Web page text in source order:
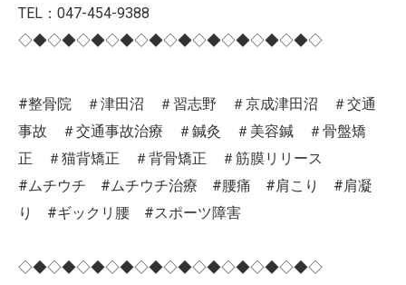
TEL：047-454-9388
◇◆◇◆◇◆◇◆◇◆◇◆◇◆◇◆◇◆◇◆◇
#整骨院 ＃津田沼 ＃習志野 ＃京成津田沼 ＃交通
事故 ＃交通事故治療 ＃鍼灸 ＃美容鍼 ＃骨盤矯
正 ＃猫背矯正 ＃背骨矯正 ＃筋膜リリース
#ムチウチ #ムチウチ治療 #腰痛 #肩こり #肩凝
り #ギックリ腰 #スポーツ障害
◇◆◇◆◇◆◇◆◇◆◇◆◇◆◇◆◇◆◇◆◇